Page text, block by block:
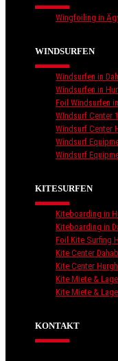
Wingfoiling in
WINDSURFEN
Windsurfen in
Windsurfen in
Foil Windsurfen
WIndsurf Center
Windsurf Center
Windsurf
Windsurf
KITESURFEN
Kiteboarding in
Kiteboarding in
Foil Kite Surfing
Kite Center Dahab
Kite Center
Kite Miete &
Kite Miete &
KONTAKT